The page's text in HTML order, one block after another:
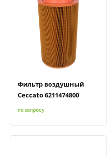
Быстрый просмотрДобавить к сравнению
Добавить в
Фильтр воздушный
Ceccato 6211474800
по запросу